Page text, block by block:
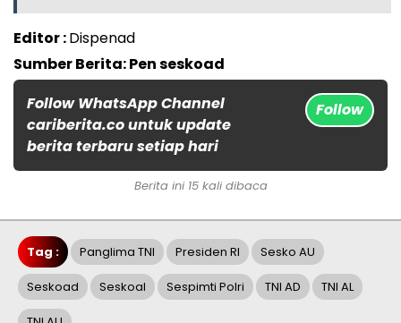
Editor :Dispenad
Sumber Berita: Pen seskoad
Follow WhatsApp Channel
cariberita.co untuk update
berita terbaru setiap hari
Follow
Berita ini 15 kali dibaca
Tag : Panglima TNI Presiden RI Sesko AU
Seskoad Seskoal Sespimti Polri TNI AD TNI AL